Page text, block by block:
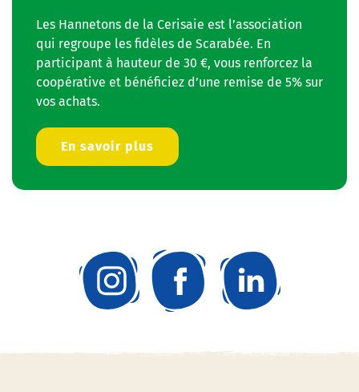
Les Hannetons de la Cerisaie est l’association
qui regroupe les fidèles de Scarabée. En
participant à hauteur de 30 €, vous renforcez la
coopérative et bénéficiez d’une remise de 5% sur
vos achats.
En savoir plus